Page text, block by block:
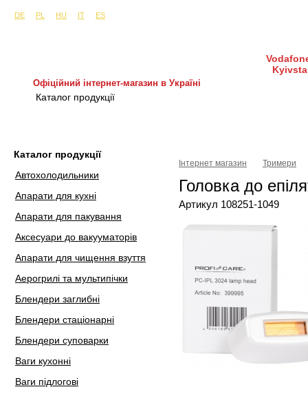
DE
PL HU IT ES
Офіційний інтернет-магазин в Україні
Каталог продукції
Каталог продукції
Автохолодильники
Апарати для кухні
Апарати для пакування
Аксесуари до вакууматорів
Апарати для чищення взуття
Аерогрилі та мультипічки
Блендери заглибні
Блендери стаціонарні
Блендери суповарки
Ваги кухонні
Ваги підлогові
Інтернет магазин Тримери
Головка до
Артикул 108251-1049